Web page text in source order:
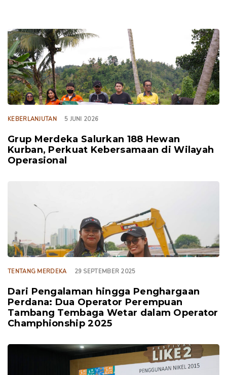
TAGS
KEBERLANJUTAN 5 JUNI 2026
Grup Merdeka Salurkan 188 Hewan
Kurban, Perkuat Kebersamaan di Wilayah
Operasional
TENTANG MERDEKA 29 SEPTEMBER 2025
Dari Pengalaman hingga Penghargaan
Perdana: Dua Operator Perempuan
Tambang Tembaga Wetar dalam Operator
Champhionship 2025